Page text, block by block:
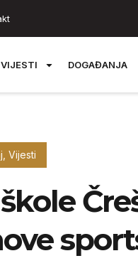
VIJESTI DOGAĐANJA
Vijesti